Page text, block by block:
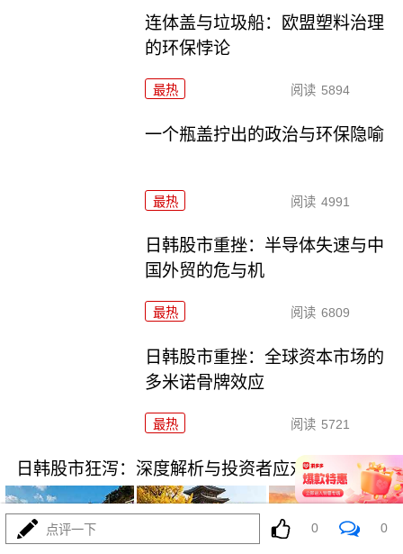
连体盖与垃圾船：欧盟塑料治理
的环保悖论
最热 阅读 5894
一个瓶盖拧出的政治与环保隐喻
最热 阅读 4991
日韩股市重挫：半导体失速与中
国外贸的危与机
最热 阅读 6809
日韩股市重挫：全球资本市场的
多米诺骨牌效应
最热 阅读 5721
日韩股市狂泻：深度解析与投资者应对策略
点评一下 0 0